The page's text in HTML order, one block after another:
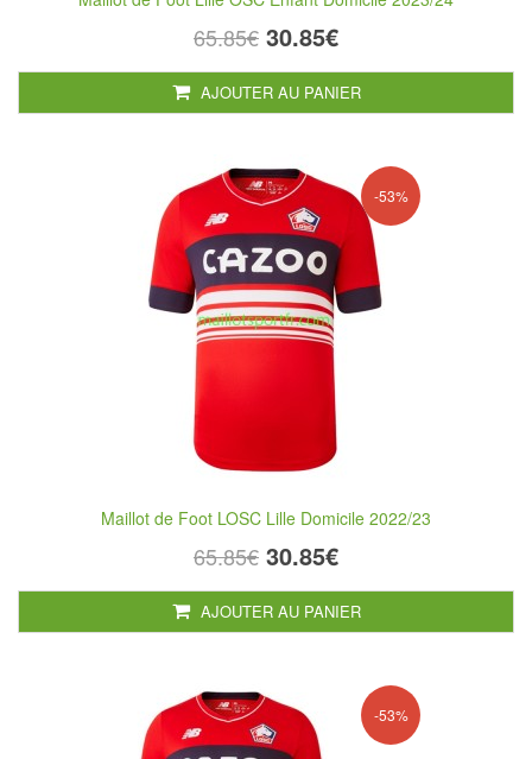
65.85€ 30.85€
AJOUTER AU PANIER
-53%
Maillot de Foot LOSC Lille Domicile 2022/23
65.85€ 30.85€
AJOUTER AU PANIER
-53%